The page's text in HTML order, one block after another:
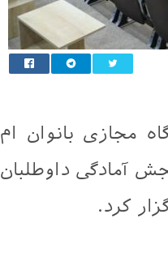
مجازی بانوان ام
آمادگی داوطلبان
کرد.